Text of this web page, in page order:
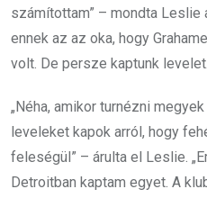
számítottam” – mondta Leslie
ennek az az oka, hogy
volt. De persze kaptunk
„Néha, amikor turnézni
leveleket kapok arról, hogy
feleségül” – árulta el Leslie.
Detroitban kaptam egyet. A